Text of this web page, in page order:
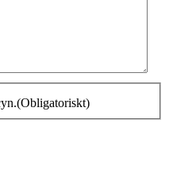
(Obligatoriskt)